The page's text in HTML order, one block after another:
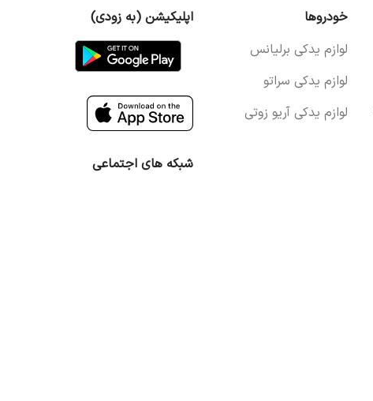
خودروها
لوازم یدکی برلیانس
لوازم یدکی سراتو
لوازم یدکی آریو زوتی
اپلیکیشن (به زودی)
شبکه های اجتماعی